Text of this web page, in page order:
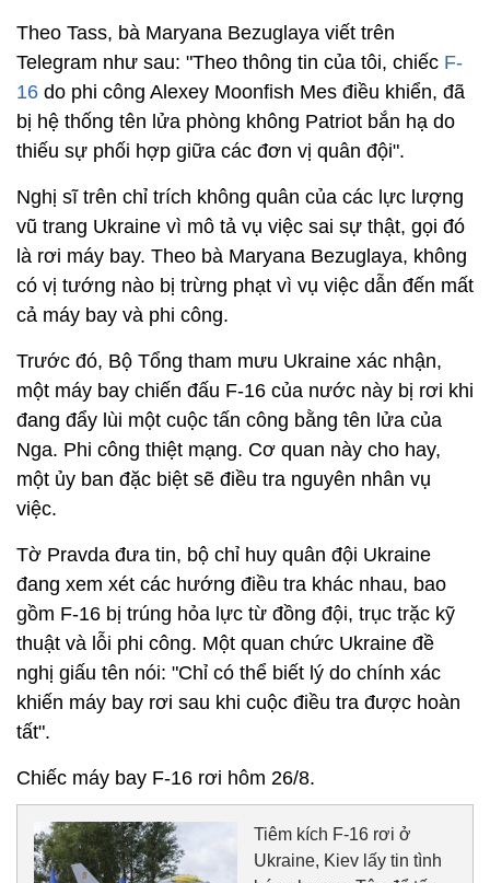
Theo Tass, bà Maryana Bezuglaya viết trên
Telegram như sau: "Theo thông tin của tôi, chiếc F-
16 do phi công Alexey Moonfish Mes điều khiển, đã
bị hệ thống tên lửa phòng không Patriot bắn hạ do
thiếu sự phối hợp giữa các đơn vị quân đội".
Nghị sĩ trên chỉ trích không quân của các lực lượng
vũ trang Ukraine vì mô tả vụ việc sai sự thật, gọi đó
là rơi máy bay. Theo bà Maryana Bezuglaya, không
có vị tướng nào bị trừng phạt vì vụ việc dẫn đến mất
cả máy bay và phi công.
Trước đó, Bộ Tổng tham mưu Ukraine xác nhận,
một máy bay chiến đấu F-16 của nước này bị rơi khi
đang đẩy lùi một cuộc tấn công bằng tên lửa của
Nga. Phi công thiệt mạng. Cơ quan này cho hay,
một ủy ban đặc biệt sẽ điều tra nguyên nhân vụ
việc.
Tờ Pravda đưa tin, bộ chỉ huy quân đội Ukraine
đang xem xét các hướng điều tra khác nhau, bao
gồm F-16 bị trúng hỏa lực từ đồng đội, trục trặc kỹ
thuật và lỗi phi công. Một quan chức Ukraine đề
nghị giấu tên nói: "Chỉ có thể biết lý do chính xác
khiến máy bay rơi sau khi cuộc điều tra được hoàn
tất".
Chiếc máy bay F-16 rơi hôm 26/8.
Tiêm kích F-16 rơi ở
Ukraine, Kiev lấy tin tình